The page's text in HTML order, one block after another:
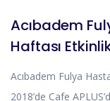
Acıbadem
Haftası
Acıbadem Fulya
2018’de Cafe